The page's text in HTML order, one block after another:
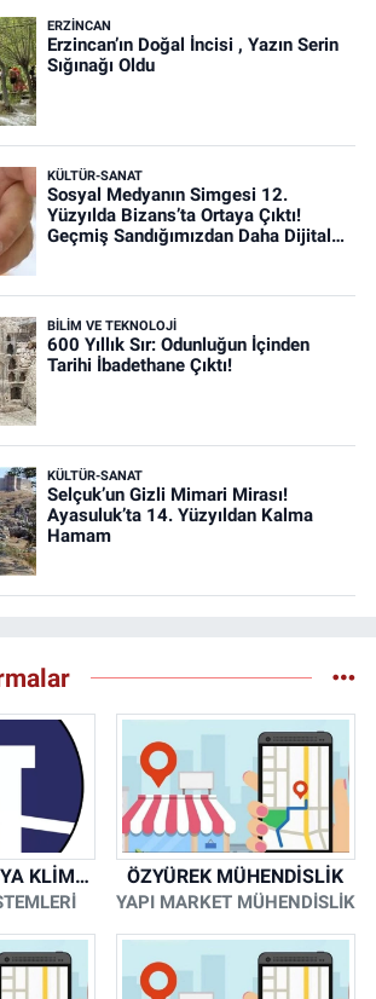
ERZINCAN
Erzincan’ın Doğal İncisi , Yazın Serin
Sığınağı Oldu
KÜLTÜR-SANAT
Sosyal Medyanın Simgesi 12.
Yüzyılda Bizans’ta Ortaya Çıktı!
Geçmiş Sandığımızdan Daha Dijital
BİLİM VE TEKNOLOJİ
600 Yıllık Sır: Odunluğun İçinden
Tarihi İbadethane Çıktı!
KÜLTÜR-SANAT
Selçuk’un Gizli Mimari Mirası!
Ayasuluk’ta 14. Yüzyıldan Kalma
Hamam
İZMİR BEYAZ EŞYA KLİMA KOMBİ SERVİSİ ÖZYÜREK MÜHENDİSLİK
YAPI MARKET MÜHENDİSLİK